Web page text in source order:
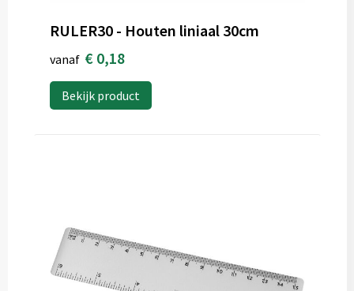
RULER30 - Houten liniaal 30cm
vanaf € 0,18
Bekijk product